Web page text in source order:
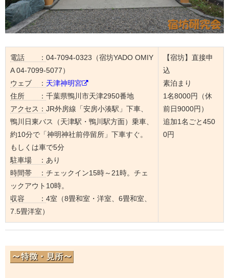
電話 ： 04-7094-0323（宿坊YADO OMIY
A 04-7099-5077）
ウェブ ： 天津神明宮
住所 ： 千葉県鴨川市天津2950番地
アクセス： JR外房線「安房小湊駅」下車、
鴨川日東バス（天津駅・鴨川駅方面）乗車、
約10分で「神明神社前停留所」下車すぐ。
もしくは車で5分
駐車場 ： あり
時間帯 ： チェックイン15時～21時。チェ
ックアウト10時。
収容 ： 4室（8畳和室・洋室、​​6畳和室、
7.5畳洋室）
【宿坊】直接申
込
素泊まり
1名8000円（休
前日9000円）
追加1名ごと450
0円